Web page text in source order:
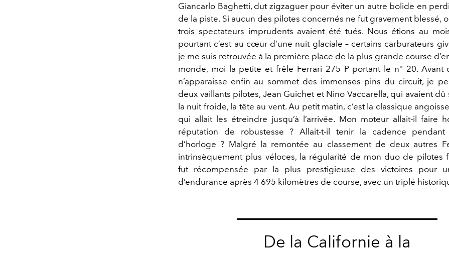
Giancarlo Baghetti, dut zigzaguer pour éviter un autre bolide en
de la piste. Si aucun des pilotes concernés ne fut gravement blessé,
trois spectateurs imprudents avaient été tués. Nous étions au
pourtant c’est au cœur d’une nuit glaciale – certains carburateurs
je me suis retrouvée à la première place de la plus grande course
monde, moi la petite et frêle Ferrari 275 P portant le n° 20. Avant
n’apparaisse enfin au sommet des immenses pins du circuit, je
deux vaillants pilotes, Jean Guichet et Nino Vaccarella, qui avaient dû
la nuit froide, la tête au vent. Au petit matin, c’est la classique
qui allait les étreindre jusqu’à l’arrivée. Mon moteur allait-il faire
réputation de robustesse ? Allait-t-il tenir la cadence
d’horloge ? Malgré la remontée au classement de deux autres
intrinsèquement plus véloces, la régularité de mon duo de pilotes
fut récompensée par la plus prestigieuse des victoires pour
d’endurance après 4 695 kilomètres de course, avec un triplé
De la Californie à la